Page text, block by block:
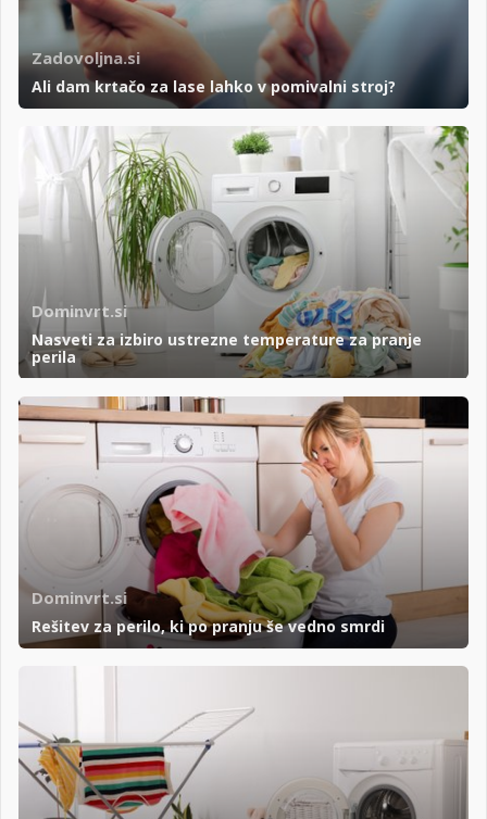
Zadovoljna.si
Ali dam krtačo za lase lahko v pomivalni stroj?
Dominvrt.si
Nasveti za izbiro ustrezne temperature za pranje
perila
Dominvrt.si
Rešitev za perilo, ki po pranju še vedno smrdi